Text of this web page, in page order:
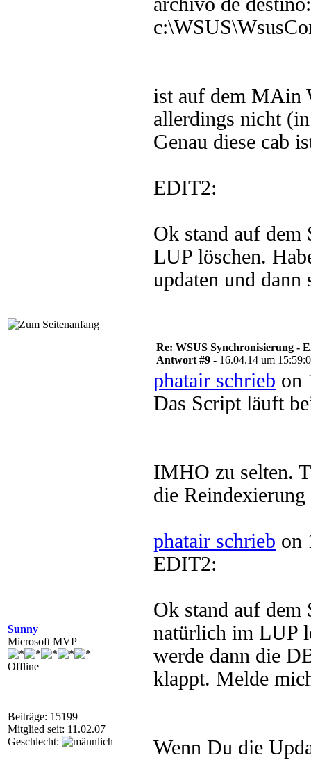
ist auf dem MAin
allerdings nicht
Genau diese cab
EDIT2:
Ok stand auf dem
LUP löschen.
updaten und
Sunny
Microsoft MVP
Offline
Beiträge: 15199
Mitglied seit: 11.02.07
Geschlecht:
Re: WSUS Synchronisierung -
Antwort #9 - 16.04.14 um
phatair schrieb on
Das Script läuft
IMHO zu selten.
die Reindexierung
phatair schrieb on
EDIT2:
Ok stand auf dem
natürlich im LUP
werde dann die
klappt. Melde
Wenn Du die